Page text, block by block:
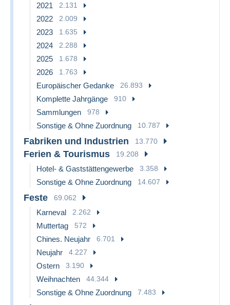
2021 2.131
2022 2.009
2023 1.635
2024 2.288
2025 1.678
2026 1.763
Europäischer Gedanke 26.893
Komplette Jahrgänge 910
Sammlungen 978
Sonstige & Ohne Zuordnung 10.787
Fabriken und Industrien 13.770
Ferien & Tourismus 19.208
Hotel- & Gaststättengewerbe 3.358
Sonstige & Ohne Zuordnung 14.607
Feste 69.062
Karneval 2.262
Muttertag 572
Chines. Neujahr 6.701
Neujahr 4.227
Ostern 3.190
Weihnachten 44.344
Sonstige & Ohne Zuordnung 7.483